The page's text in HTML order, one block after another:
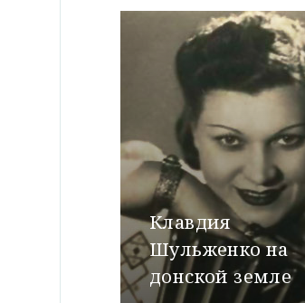
Клавдия
Шульженко на
донской земле